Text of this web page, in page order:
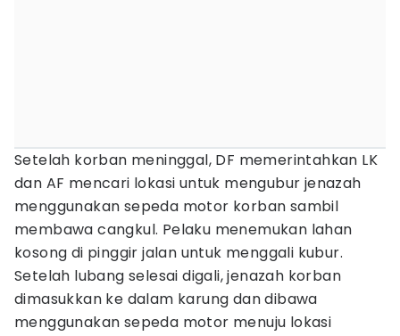
Setelah korban meninggal, DF memerintahkan LK
dan AF mencari lokasi untuk mengubur jenazah
menggunakan sepeda motor korban sambil
membawa cangkul. Pelaku menemukan lahan
kosong di pinggir jalan untuk menggali kubur.
Setelah lubang selesai digali, jenazah korban
dimasukkan ke dalam karung dan dibawa
menggunakan sepeda motor menuju lokasi